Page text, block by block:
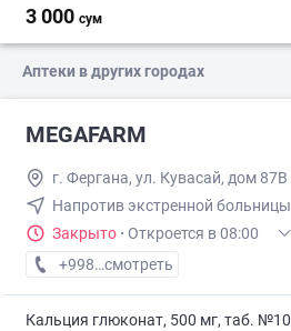
3 000 сум
Аптеки в других городах
MEGAFARM
г. Фергана, ул. Кувасай, дом 87В
Напротив экстренной больницы
Закрыто · Откроется в 08:00
+998 (97) XXX-XX-XX
смотреть
Кальция глюконат, 500 мг, таб. №10